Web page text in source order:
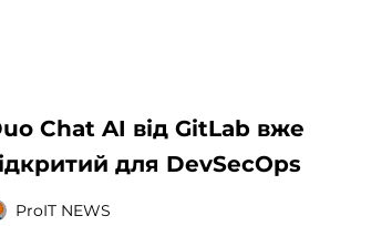
Chat AI від GitLab вже
відкритий для DevSecOps
ProIT NEWS